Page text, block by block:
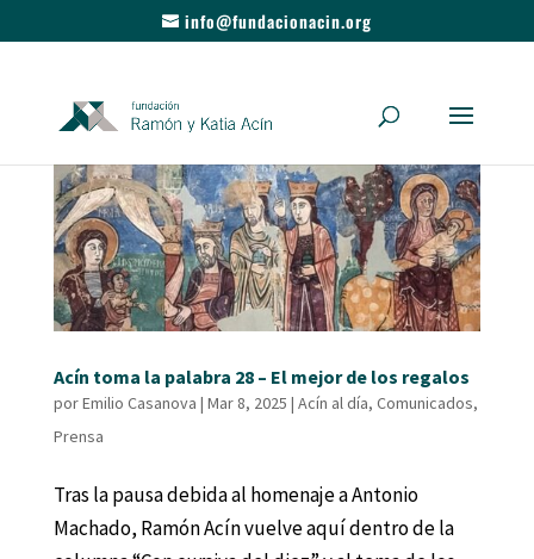
info@fundacionacin.org
Acín toma la palabra 28 – El mejor de los regalos
porEmilio Casanova | Mar 8, 2025 | Acín al día, Comunicados,
Prensa
Tras la pausa debida al homenaje a Antonio
Machado, Ramón Acín vuelve aquí dentro de la